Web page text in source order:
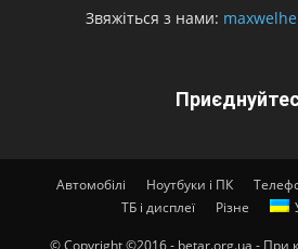
Звяжіться з нами:
Автомобілі Ноутбуки і ПК
ТБ і дисплеї
Різне
© Copyright ©2016 - betar.org.ua - При